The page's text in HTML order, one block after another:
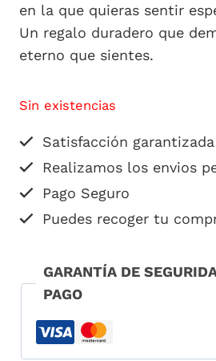
en la que quieras sentir
Un regalo duradero que
eterno que sientes.
Sin existencias
Satisfacción garantizada
Realizamos los envios
Pago Seguro
Puedes recoger tu
GARANTÍA DE
PAGO